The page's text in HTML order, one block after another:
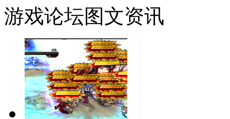
游戏论坛图文资讯